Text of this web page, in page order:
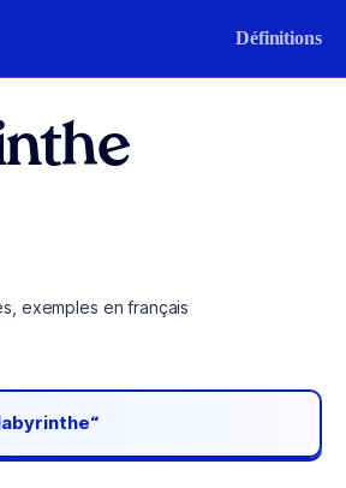
Définitions
exemples en français